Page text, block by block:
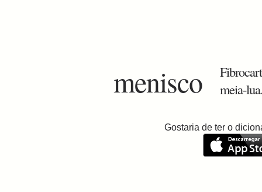
menisco
meia-
Gostaria de ter o